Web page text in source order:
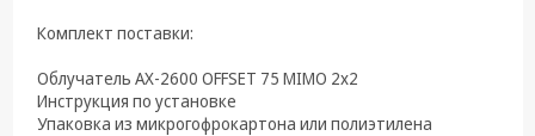
Комплект поставки:
Облучатель AX-2600 OFFSET 75 MIMO 2x2
Инструкция по установке
Упаковка из микрогофрокартона или полиэтилена